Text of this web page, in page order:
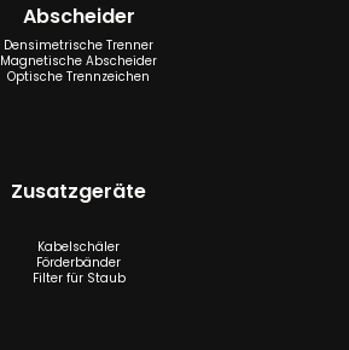
Abscheider
Densimetrische Trenner
Magnetische Abscheider
Optische Trennzeichen
Zusatzgeräte
Kabelschäler
Förderbänder
Filter für Staub